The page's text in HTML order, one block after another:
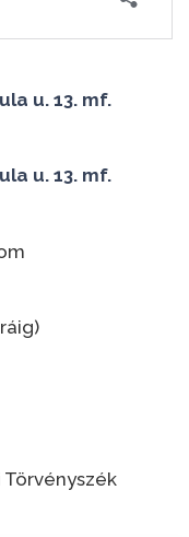
u. 13. mf.
u. 13. mf.
Törvényszék